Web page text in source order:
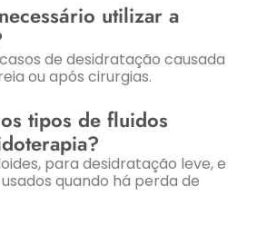
utilizar a
de desidratação causada
ou após cirurgias.
tipos de fluidos
para desidratação leve, e
quando há perda de